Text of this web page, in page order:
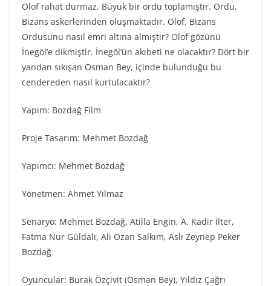
Olof rahat durmaz. Büyük bir ordu toplamıştır. Ordu,
Bizans askerlerinden oluşmaktadır. Olof, Bizans
Ordusunu nasıl emri altına almıştır? Olof gözünü
İnegöl’e dikmiştir. İnegöl’ün akıbeti ne olacaktır? Dört bir
yandan sıkışan Osman Bey, içinde bulunduğu bu
cendereden nasıl kurtulacaktır?
Yapım: Bozdağ Fi̇lm
Proje Tasarım: Mehmet Bozdağ
Yapımcı: Mehmet Bozdağ
Yönetmen: Ahmet Yılmaz
Senaryo: Mehmet Bozdağ, Atilla Engin, A. Kadir İlter,
Fatma Nur Güldalı, Ali Ozan Salkım, Aslı Zeynep Peker
Bozdağ
Oyuncular: Burak Özçivit (Osman Bey), Yıldız Çağrı